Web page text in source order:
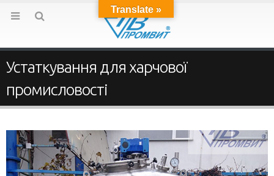
Устаткування для харчової
промисловості
Translate »